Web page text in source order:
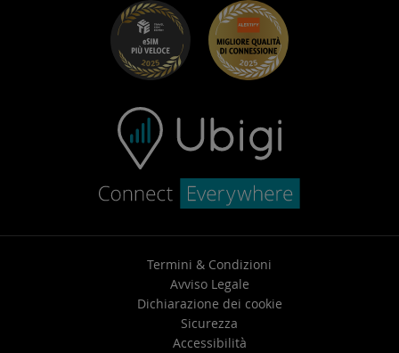
Risoluzione dei problemi
Centro assistenza
Contatta l’assistenza
Termini & Condizioni
Avviso Legale
Dichiarazione dei cookie
Sicurezza
Accessibilità